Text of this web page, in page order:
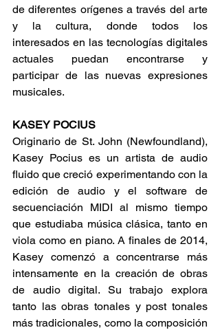
de diferentes orígenes a través del arte
y la cultura, donde todos los
interesados en las tecnologías digitales
actuales puedan encontrarse y
participar de las nuevas expresiones
musicales.
KASEY POCIUS
Originario de St. John (Newfoundland),
Kasey Pocius es un artista de audio
fluido que creció experimentando con la
edición de audio y el software de
secuenciación MIDI al mismo tiempo
que estudiaba música clásica, tanto en
viola como en piano. A finales de 2014,
Kasey comenzó a concentrarse más
intensamente en la creación de obras
de audio digital. Su trabajo explora
tanto las obras tonales y post tonales
más tradicionales, como la composición